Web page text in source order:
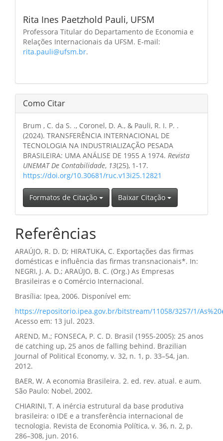
Rita Ines Paetzhold Pauli, UFSM
Professora Titular do Departamento de Economia e
Relações Internacionais da UFSM. E-mail:
rita.pauli@ufsm.br.
Como Citar
Brum , C. da S. ., Coronel, D. A., & Pauli, R. I. P. .
(2024). TRANSFERÊNCIA INTERNACIONAL DE
TECNOLOGIA NA INDUSTRIALIZAÇÃO PESADA
BRASILEIRA: UMA ANÁLISE DE 1955 A 1974. Revista
UNEMAT De Contabilidade, 13(25), 1-17.
https://doi.org/10.30681/ruc.v13i25.12821
Formatos de Citação Baixar Citação
Referências
ARAÚJO, R. D. D; HIRATUKA, C. Exportações das firmas
domésticas e influência das firmas transnacionais*. In:
NEGRI, J. A. D.; ARAÚJO, B. C. (Org.) As Empresas
Brasileiras e o Comércio Internacional.
Brasília: Ipea, 2006. Disponível em:
https://repositorio.ipea.gov.br/bitstream/11058/3257/1/
Acesso em: 13 jul. 2023.
AREND, M.; FONSECA, P. C. D. Brasil (1955-2005): 25 anos
de catching up, 25 anos de falling behind. Brazilian
Journal of Political Economy, v. 32, n. 1, p. 33–54, jan.
2012.
BAER, W. A economia Brasileira. 2. ed. rev. atual. e aum.
São Paulo: Nobel, 2002.
CHIARINI, T. A inércia estrutural da base produtiva
brasileira: o IDE e a transferência internacional de
tecnologia. Revista de Economia Política, v. 36, n. 2, p.
286–308, jun. 2016.